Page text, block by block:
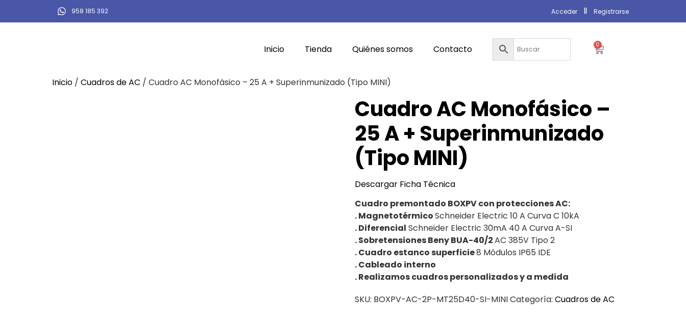
958 185 392 Acceder Registrarse
Inicio Tienda Quiénes somos Contacto 0
Inicio / Cuadros de AC / Cuadro AC Monofásico – 25 A + Superinmunizado (Tipo MINI)
Cuadro AC Monofásico –
25 A + Superinmunizado
(Tipo MINI)
Descargar Ficha Técnica
Cuadro premontado BOXPV con protecciones AC:
. MagnetotérmicoSchneider Electric 10 A Curva C 10kA
. Diferencial Schneider Electric 30mA 40 A Curva A-SI
. Sobretensiones Beny BUA-40/2AC 385V Tipo 2
. Cuadro estanco superficie8 Módulos IP65 IDE
. Cableado interno
. Realizamos cuadros personalizados y a medida
SKU: BOXPV-AC-2P-MT25D40-SI-MINICategoría: Cuadros de AC